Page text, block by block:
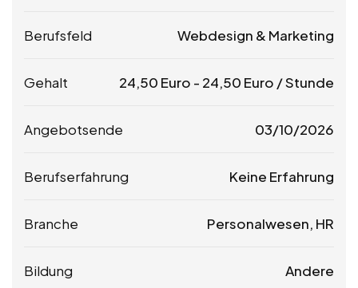
Berufsfeld Webdesign & Marketing
Gehalt 24,50 Euro - 24,50 Euro / Stunde
Angebotsende 03/10/2026
Berufserfahrung Keine Erfahrung
Branche Personalwesen, HR
Bildung Andere